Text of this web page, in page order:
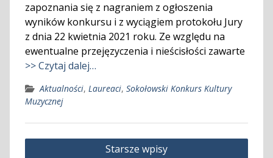
zapoznania się z nagraniem z ogłoszenia
wyników konkursu i z wyciągiem protokołu Jury
z dnia 22 kwietnia 2021 roku. Ze względu na
ewentualne przejęzyczenia i nieścisłości zawarte
>> Czytaj dalej…
Aktualności, Laureaci, Sokołowski Konkurs Kultury
Muzycznej
Nawigacja
Starsze wpisy